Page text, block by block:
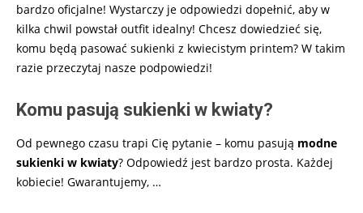
bardzo oficjalne! Wystarczy je odpowiedzi dopełnić, aby w
kilka chwil powstał outfit idealny! Chcesz dowiedzieć się,
komu będą pasować sukienki z kwiecistym printem? W takim
razie przeczytaj nasze podpowiedzi!
Komu pasują sukienki w kwiaty?
Od pewnego czasu trapi Cię pytanie – komu pasują modne
sukienki w kwiaty? Odpowiedź jest bardzo prosta. Każdej
kobiecie! Gwarantujemy, …